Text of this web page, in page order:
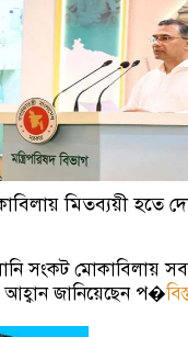
মিতব্যয়ী হতে
সংকট মোকাবিলায়
আহ্বান জানিয়েছেন প�